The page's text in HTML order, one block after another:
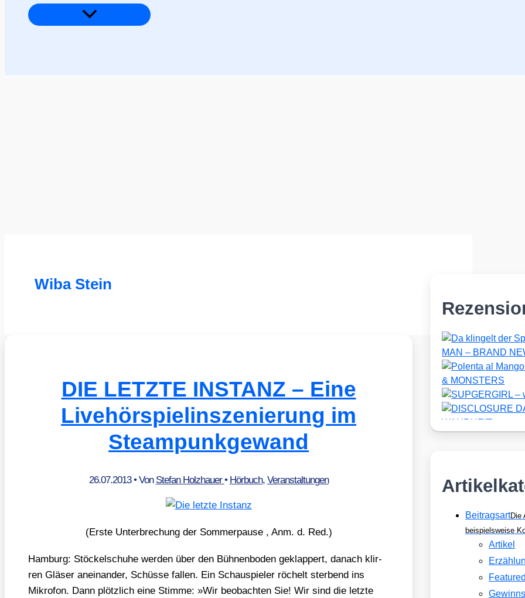
Wiba Stein
DIE LETZTE INSTANZ – Eine
Livehörspielinszenierung im
Steampunkgewand
26.07.2013• Von Stefan Holzhauer• Hörbuch, Veranstaltungen
(Ers­te Unter­bre­chung der Som­mer­pau­se , Anm. d. Red.)
Ham­burg: Stö­ckel­schu­he wer­den über den Büh­nen­bo­den geklap­pert, danach klir­
ren Glä­ser anein­an­der, Schüs­se fal­len. Ein Schau­spie­ler röchelt ster­bend ins
Mikro­fon. Dann plötz­lich eine Stim­me: »Wir beob­ach­ten Sie! Wir sind die letz­te
BeitragsartDie
beispielsweise
Artikel